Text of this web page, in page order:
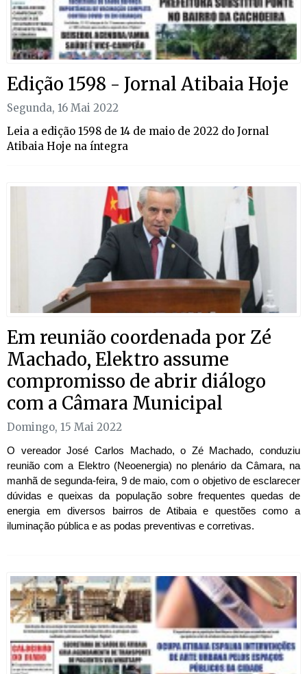
Edição 1598 - Jornal Atibaia Hoje
Segunda, 16 Mai 2022
Leia a edição 1598 de 14 de maio de 2022 do Jornal
Atibaia Hoje na íntegra
Em reunião coordenada por Zé
Machado, Elektro assume
compromisso de abrir diálogo
com a Câmara Municipal
Domingo, 15 Mai 2022
O vereador José Carlos Machado, o Zé Machado, conduziu
reunião com a Elektro (Neoenergia) no plenário da Câmara, na
manhã de segunda-feira, 9 de maio, com o objetivo de esclarecer
dúvidas e queixas da população sobre frequentes quedas de
energia em diversos bairros de Atibaia e questões como a
iluminação pública e as podas preventivas e corretivas.